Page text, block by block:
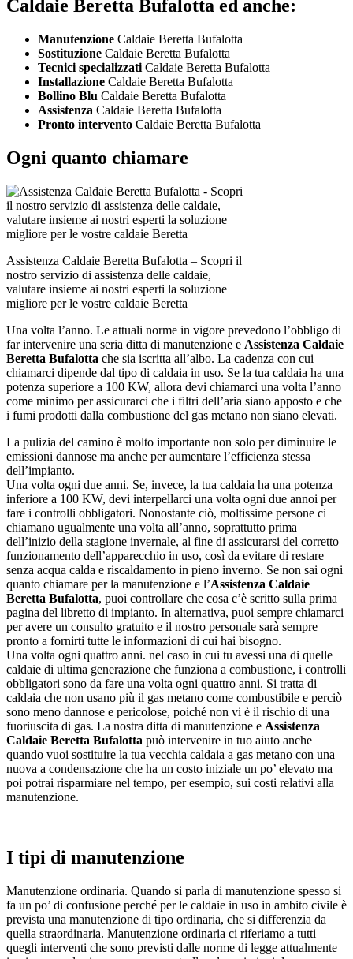
Caldaie Beretta Bufalotta ed anche:
Manutenzione Caldaie Beretta Bufalotta
Sostituzione Caldaie Beretta Bufalotta
Tecnici specializzati Caldaie Beretta Bufalotta
Installazione Caldaie Beretta Bufalotta
Bollino Blu Caldaie Beretta Bufalotta
Assistenza Caldaie Beretta Bufalotta
Pronto intervento Caldaie Beretta Bufalotta
Ogni quanto chiamare
Assistenza Caldaie Beretta Bufalotta – Scopri il
nostro servizio di assistenza delle caldaie,
valutare insieme ai nostri esperti la soluzione
migliore per le vostre caldaie Beretta
Una volta l’anno. Le attuali norme in vigore prevedono l’obbligo di
far intervenire una seria ditta di manutenzione e Assistenza Caldaie
Beretta Bufalotta che sia iscritta all’albo. La cadenza con cui
chiamarci dipende dal tipo di caldaia in uso. Se la tua caldaia ha una
potenza superiore a 100 KW, allora devi chiamarci una volta l’anno
come minimo per assicurarci che i filtri dell’aria siano apposto e che
i fumi prodotti dalla combustione del gas metano non siano elevati.
La pulizia del camino è molto importante non solo per diminuire le
emissioni dannose ma anche per aumentare l’efficienza stessa
dell’impianto.
Una volta ogni due anni. Se, invece, la tua caldaia ha una potenza
inferiore a 100 KW, devi interpellarci una volta ogni due annoi per
fare i controlli obbligatori. Nonostante ciò, moltissime persone ci
chiamano ugualmente una volta all’anno, soprattutto prima
dell’inizio della stagione invernale, al fine di assicurarsi del corretto
funzionamento dell’apparecchio in uso, così da evitare di restare
senza acqua calda e riscaldamento in pieno inverno. Se non sai ogni
quanto chiamare per la manutenzione e l’Assistenza Caldaie
Beretta Bufalotta, puoi controllare che cosa c’è scritto sulla prima
pagina del libretto di impianto. In alternativa, puoi sempre chiamarci
per avere un consulto gratuito e il nostro personale sarà sempre
pronto a fornirti tutte le informazioni di cui hai bisogno.
Una volta ogni quattro anni. nel caso in cui tu avessi una di quelle
caldaie di ultima generazione che funziona a combustione, i controlli
obbligatori sono da fare una volta ogni quattro anni. Si tratta di
caldaia che non usano più il gas metano come combustibile e perciò
sono meno dannose e pericolose, poiché non vi è il rischio di una
fuoriuscita di gas. La nostra ditta di manutenzione e Assistenza
Caldaie Beretta Bufalotta può intervenire in tuo aiuto anche
quando vuoi sostituire la tua vecchia caldaia a gas metano con una
nuova a condensazione che ha un costo iniziale un po’ elevato ma
poi potrai risparmiare nel tempo, per esempio, sui costi relativi alla
manutenzione.
I tipi di manutenzione
Manutenzione ordinaria. Quando si parla di manutenzione spesso si
fa un po’ di confusione perché per le caldaie in uso in ambito civile è
prevista una manutenzione di tipo ordinaria, che si differenzia da
quella straordinaria. Manutenzione ordinaria ci riferiamo a tutti
quegli interventi che sono previsti dalle norme di legge attualmente